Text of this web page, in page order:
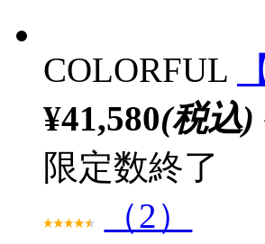
COLORFUL
¥41,580(税込)
限定数終了
（2）